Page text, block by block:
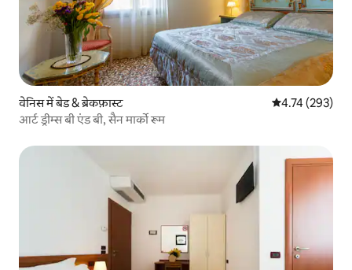
वेनिस में बेड & ब्रेकफ़ास्ट औसत रेटिंग 5 में से
4.74 (293)
आर्ट ड्रीम्स बी एंड बी, सैन मार्को रूम